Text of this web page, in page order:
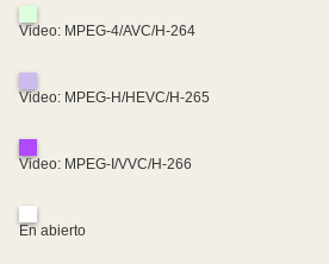
Video: MPEG-4/AVC/H-264
Video: MPEG-H/HEVC/H-265
Video: MPEG-I/VVC/H-266
En abierto